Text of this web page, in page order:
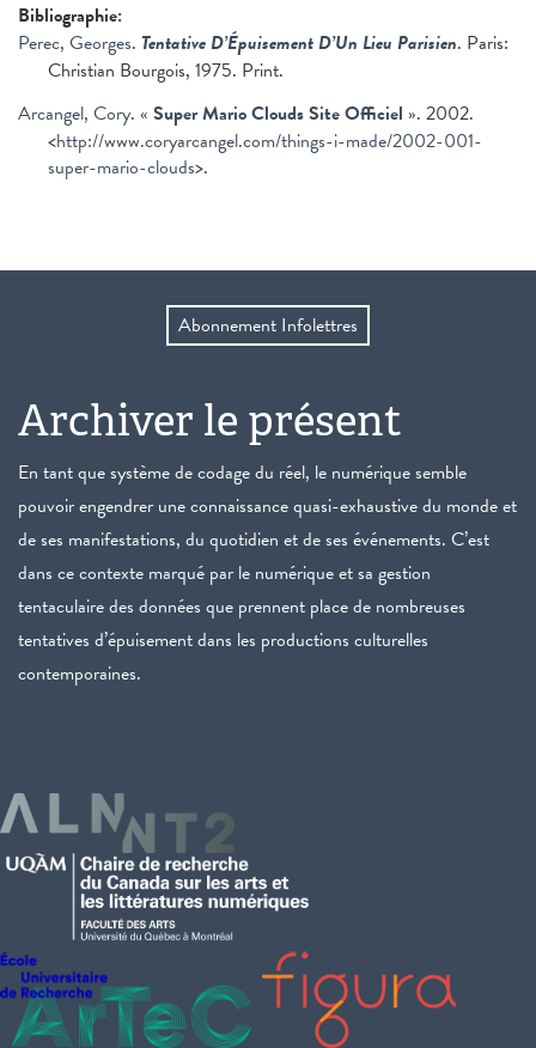
Bibliographie:
Perec, Georges. Tentative D’Épuisement D’Un Lieu Parisien. Paris:
Christian Bourgois, 1975. Print.
Arcangel, Cory. « Super Mario Clouds Site Officiel ». 2002.
<http://www.coryarcangel.com/things-i-made/2002-001-
super-mario-clouds>.
Abonnement Infolettres
Archiver le présent
En tant que système de codage du réel, le numérique semble
pouvoir engendrer une connaissance quasi-exhaustive du monde et
de ses manifestations, du quotidien et de ses événements. C’est
dans ce contexte marqué par le numérique et sa gestion
tentaculaire des données que prennent place de nombreuses
tentatives d’épuisement dans les productions culturelles
contemporaines.